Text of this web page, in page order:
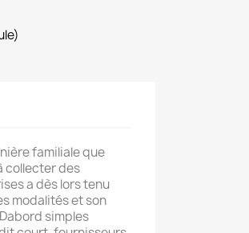
familiale que
collecter des
a dès lors tenu
modalités et son
simples